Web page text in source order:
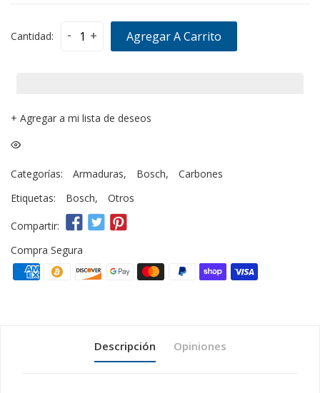
Cantidad: - + Agregar A Carrito
+ Agregar a mi lista de deseos
Categorías: Armaduras, Bosch,
Carbones
Etiquetas:
Bosch, Otros
Compartir:
Compra Segura
Descripción Opiniones